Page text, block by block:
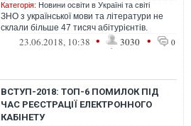
Категорія: Новини освіти в Україні та світі
ЗНО з української мови та літератури не
склали більше 47 тисяч абітурієнтів.
23.06.2018, 10:38 • 3030 • 0
ВСТУП-2018: ТОП-6 ПОМИЛОК ПІД
ЧАС РЕЄСТРАЦІЇ ЕЛЕКТРОННОГО
КАБІНЕТУ